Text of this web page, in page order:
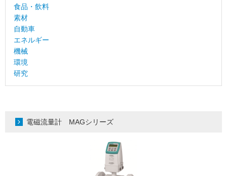
食品・飲料
素材
自動車
エネルギー
機械
環境
研究
電磁流量計 MAGシリーズ